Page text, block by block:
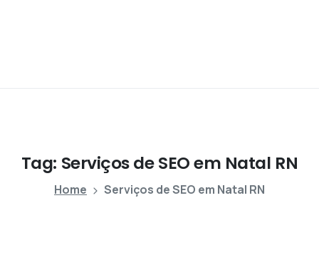
Tag: ServiçosdeSEOem Natal RN
Home Serviços de SEO em Natal RN